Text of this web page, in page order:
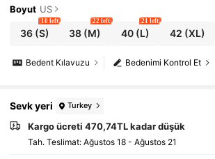
Boyut US
36(S)
10 left
38 (M)
22 left
40(L)
21 left
42 (XL)
Bedenimi Kontrol Et
Bedent Kılavuzu
Sevk yeri Turkey
Kargo ücreti 470,74TL kadar düşük
Tah. Teslimat: Ağustos 18 - Ağustos 21